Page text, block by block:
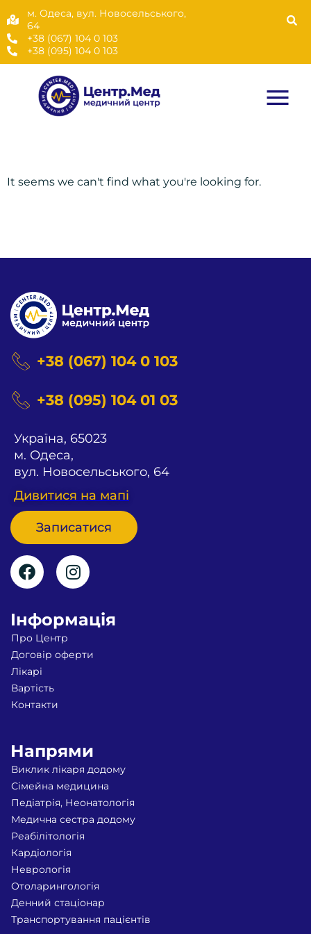
м. Одеса, вул. Новосельського,
64
+38 (067) 104 0 103
+38 (095) 104 0 103
It seems we can't find what you're looking for.
+38 (067) 104 0 103
+38 (095) 104 01 03
Українa, 65023
м. Одеса,
вул. Новосельського, 64
Дивитися на мапi
Записатися
Iнформацiя
Про Центр
Договір оферти
Лікарі
Вартість
Контакти
Напрями
Виклик лікаря додому
Сімейна медицина
Педіатрiя, Неонатологiя
Медична сестра додому
Реабiлiтологiя
Кардіологiя
Неврологiя
Отоларингологiя
Денний стаціонар
Транспортування пацієнтів